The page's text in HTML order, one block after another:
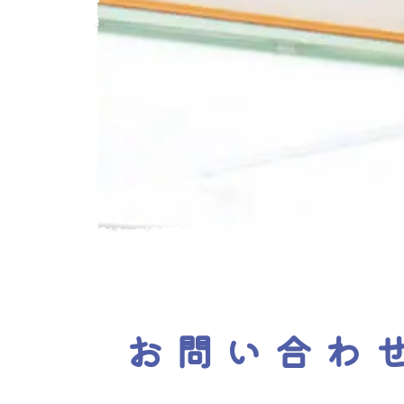
お問い合わ